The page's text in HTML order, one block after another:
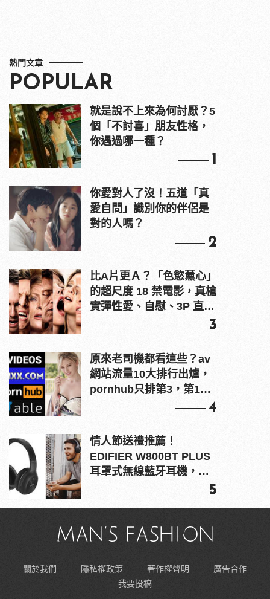
熱門文章
POPULAR
就是說不上來為何討厭？5
個「不討喜」朋友性格，
你遇過哪一種？
1
你愛對人了沒！五道「真
愛自問」識別你的伴侶是
對的人嗎？
2
比A片更Ａ？「色慾薰心」
的超尺度 18 禁電影，真槍
實彈性愛、自慰、3P 直接
3
原來老司機都看這些？av
網站流量10大排行出爐，
pornhub只排第3，第1名
4
情人節送禮推薦！
EDIFIER W800BT PLUS
耳罩式無線藍牙耳機，在
5
關於我們 隱私權政策 著作權聲明
廣告合作
我要投稿